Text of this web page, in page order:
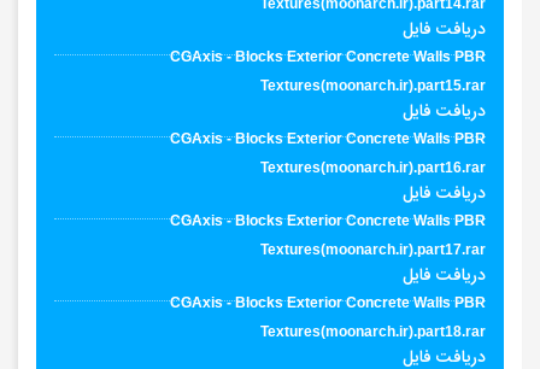
Textures(moonarch.ir).part14.rar
دریافت فایل
CGAxis - Blocks Exterior Concrete Walls PBR
Textures(moonarch.ir).part15.rar
دریافت فایل
CGAxis - Blocks Exterior Concrete Walls PBR
Textures(moonarch.ir).part16.rar
دریافت فایل
CGAxis - Blocks Exterior Concrete Walls PBR
Textures(moonarch.ir).part17.rar
دریافت فایل
CGAxis - Blocks Exterior Concrete Walls PBR
Textures(moonarch.ir).part18.rar
دریافت فایل